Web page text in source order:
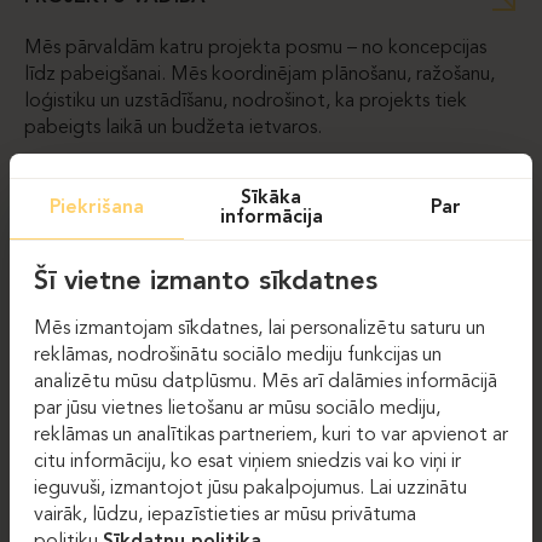
Mēs pārvaldām katru projekta posmu – no koncepcijas
līdz pabeigšanai. Mēs koordinējam plānošanu, ražošanu,
loģistiku un uzstādīšanu, nodrošinot, ka projekts tiek
pabeigts laikā un budžeta ietvaros.
Piekrišana
Sīkāka
informācija
Par
Šī vietne izmanto sīkdatnes
Mēs izmantojam sīkdatnes, lai personalizētu saturu un
reklāmas, nodrošinātu sociālo mediju funkcijas un
analizētu mūsu datplūsmu. Mēs arī dalāmies informācijā
par jūsu vietnes lietošanu ar mūsu sociālo mediju,
reklāmas un analītikas partneriem, kuri to var apvienot ar
citu informāciju, ko esat viņiem sniedzis vai ko viņi ir
ieguvuši, izmantojot jūsu pakalpojumus. Lai uzzinātu
vairāk, lūdzu, iepazīstieties ar mūsu privātuma